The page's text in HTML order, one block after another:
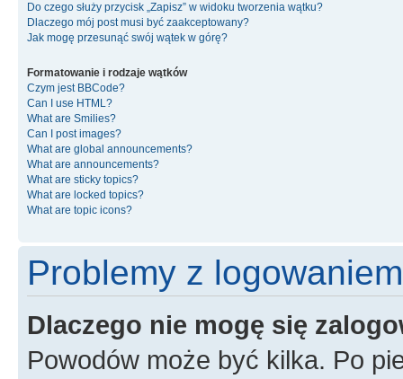
Do czego służy przycisk „Zapisz” w widoku tworzenia wątku?
Dlaczego mój post musi być zaakceptowany?
Jak mogę przesunąć swój wątek w górę?
Formatowanie i rodzaje wątków
Czym jest BBCode?
Can I use HTML?
What are Smilies?
Can I post images?
What are global announcements?
What are announcements?
What are sticky topics?
What are locked topics?
What are topic icons?
Problemy z
Dlaczego nie mogę się
Powodów może być kilka. Po